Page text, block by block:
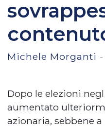
Michele Morganti -
Dopo le elezioni
aumentato
azionaria, sebbene